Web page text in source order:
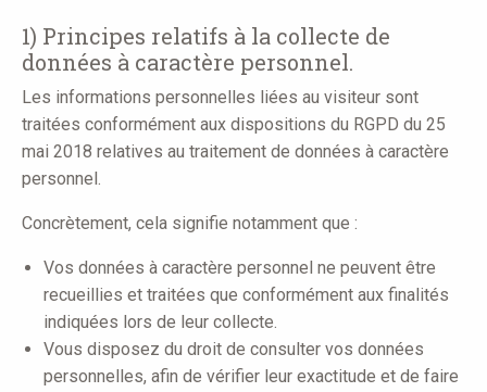
1) Principes relatifs à la collecte de
données à caractère personnel.
Les informations personnelles liées au visiteur sont
traitées conformément aux dispositions du RGPD du 25
mai 2018 relatives au traitement de données à caractère
personnel.
Concrètement, cela signifie notamment que :
Vos données à caractère personnel ne peuvent être
recueillies et traitées que conformément aux finalités
indiquées lors de leur collecte.
Vous disposez du droit de consulter vos données
personnelles, afin de vérifier leur exactitude et de faire